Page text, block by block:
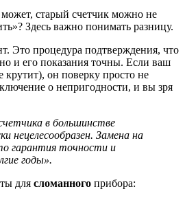
может, старый счетчик можно не
Здесь важно понимать разницу.
Это процедура подтверждения, что
и его показания точны. Если ваш
крутит), он поверку просто не
о непригодности, и вы зря
в большинстве
нецелесообразен. Замена на
гарантия точности и
годы».
для сломанного прибора: